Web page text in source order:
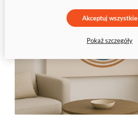
Akceptuj wszystkie
Pokaż szczegóły